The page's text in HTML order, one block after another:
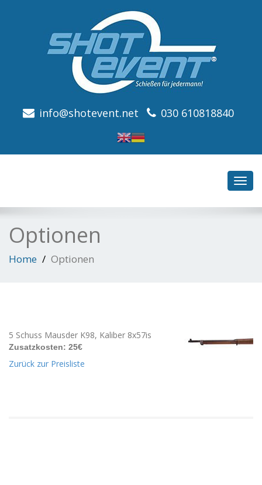
info@shotevent.net 030 610818840
Optionen
Home Optionen
5 Schuss Mausder K98, Kaliber 8x57is
Zusatzkosten: 25€
Zurück zur Preisliste